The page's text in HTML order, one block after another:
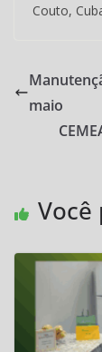
Couto,
maio